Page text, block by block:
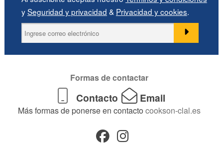
ySeguridad y privacidad & Privacidad y cookies.
Formas de contactar
Contacto Email
Más formas de ponerse en contacto cookson-clal.es